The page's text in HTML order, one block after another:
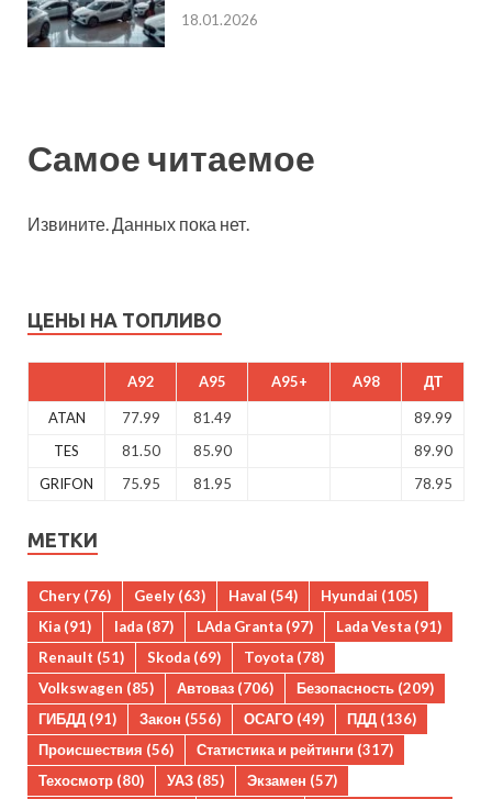
18.01.2026
Самое читаемое
Извините. Данных пока нет.
ЦЕНЫ НА ТОПЛИВО
A92 A95 A95+ A98 ДТ
ATAN 77.99 81.49
89.99
TES
81.50 85.90
89.90
GRIFON
75.95 81.95 78.95
МЕТКИ
Chery (76) Geely (63) Haval (54) Hyundai (105)
Kia (91) lada (87) LAda Granta (97) Lada Vesta (91)
Renault (51) Skoda (69) Toyota (78)
Volkswagen (85) Автоваз (706) Безопасность (209)
ГИБДД (91) Закон (556) ОСАГО (49) ПДД (136)
Происшествия (56) Статистика и рейтинги (317)
Техосмотр (80) УАЗ (85) Экзамен (57)